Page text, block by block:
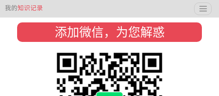
我的知识记录
添加微信，为您解惑